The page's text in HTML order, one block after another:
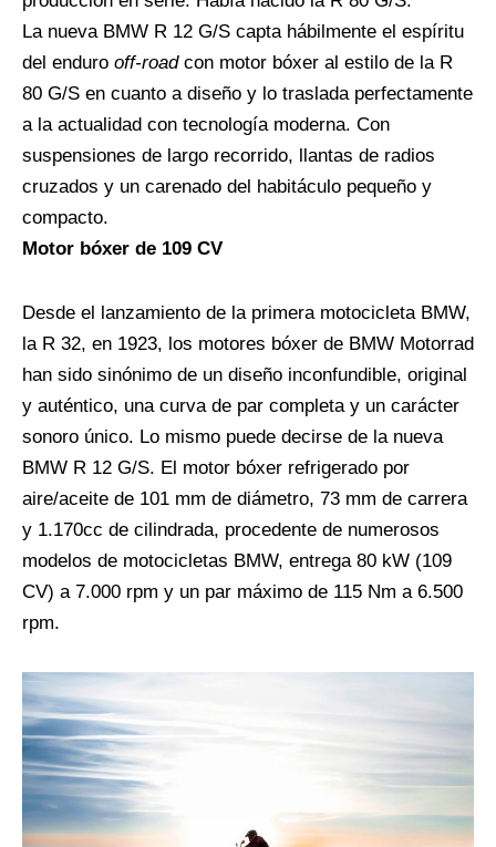
La nueva BMW R 12 G/S capta hábilmente el espíritu
del enduro off-roadcon motor bóxer al estilo de la R
80 G/S en cuanto a diseño y lo traslada perfectamente
a la actualidad con tecnología moderna. Con
suspensiones de largo recorrido, llantas de radios
cruzados y un carenado del habitáculo pequeño y
compacto.
Motor bóxer de 109 CV
Desde el lanzamiento de la primera motocicleta BMW,
la R 32, en 1923, los motores bóxer de BMW Motorrad
han sido sinónimo de un diseño inconfundible, original
y auténtico, una curva de par completa y un carácter
sonoro único. Lo mismo puede decirse de la nueva
BMW R 12 G/S. El motor bóxer refrigerado por
aire/aceite de 101 mm de diámetro, 73 mm de carrera
y 1.170cc de cilindrada, procedente de numerosos
modelos de motocicletas BMW, entrega 80 kW (109
CV) a 7.000 rpm y un par máximo de 115 Nm a 6.500
rpm.